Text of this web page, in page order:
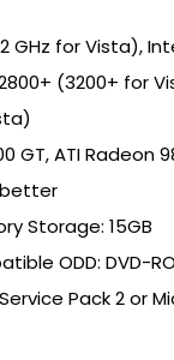
GHz for Vista),
(3200+ for
GT, ATI Radeon
better
Storage: 15GB
ODD: DVD-
Pack 2 or